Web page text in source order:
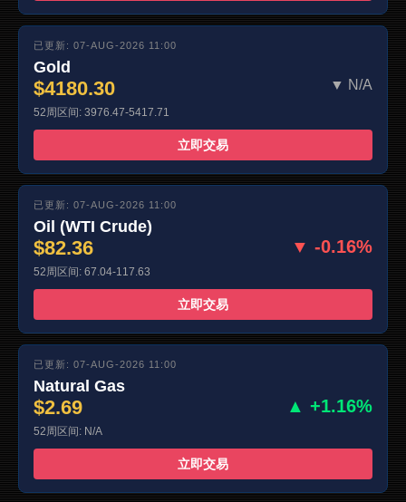
已更新: 07-AUG-2026 11:00
Gold
$4180.30 ▼ N/A
52周区间: 3976.47-5417.71
立即交易
已更新: 07-AUG-2026 11:00
Oil (WTI Crude)
$82.36 ▼ -0.16%
52周区间: 67.04-117.63
立即交易
已更新: 07-AUG-2026 11:00
Natural Gas
$2.69 ▲ +1.16%
52周区间: N/A
立即交易